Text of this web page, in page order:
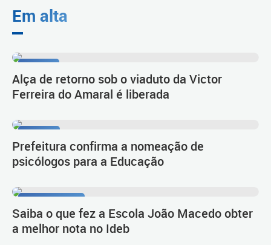
Em alta
Alça de retorno sob o viaduto da Victor
Ferreira do Amaral é liberada
Prefeitura confirma a nomeação de
psicólogos para a Educação
Saiba o que fez a Escola João Macedo obter
a melhor nota no Ideb